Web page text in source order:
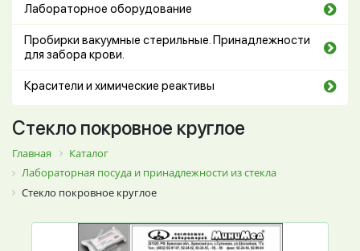
Лабораторное оборудование
Пробирки вакуумные стерильные. Принадлежности
для забора крови.
Красители и химические реактивы
Стекло покровное круглое
Главная
Каталог
Лабораторная посуда и принадлежности из стекла
Стекло покровное круглое